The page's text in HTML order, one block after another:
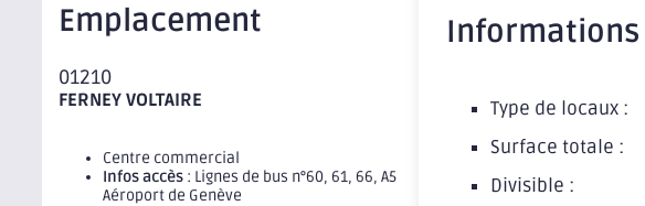
Emplacement
01210
FERNEY VOLTAIRE
Centre commercial
Infos accès : Lignes de bus n°60, 61, 66, A5
Aéroport de Genève
Informations
Type de locaux :
Surface totale :
Divisible :